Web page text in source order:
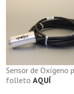
Sensor de Oxígeno
folleto AQUÍ